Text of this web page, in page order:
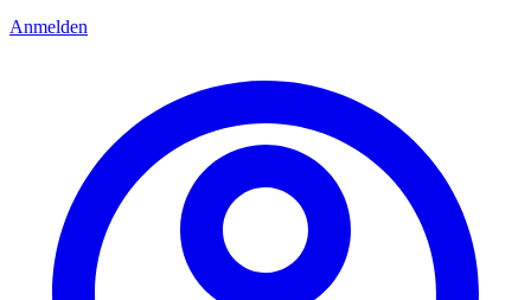
Anmelden